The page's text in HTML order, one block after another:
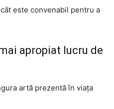
este convenabil pentru a
apropiat lucru de
artă prezentă în viața